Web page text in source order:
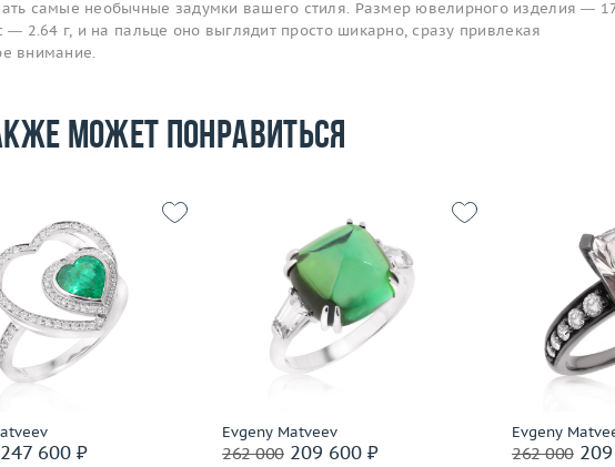
самые необычные задумки вашего стиля. Размер ювелирного изделия —
2.64 г, и на пальце оно выглядит просто шикарно, сразу привлекая
внимание.
может понравиться
600 ₽
золото 750 пробы
Подробнее
Evgeny Matveev
262 000209 600 ₽
Материал
золото 750 пробы
Evgeny
262 000209
Вес (г)
Материал